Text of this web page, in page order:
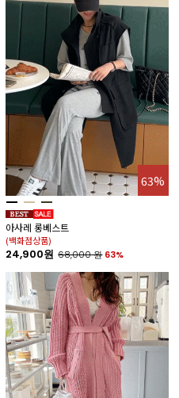
63%
아사레 롱베스트
(백화점상품)
24,900원 68,000원 63%